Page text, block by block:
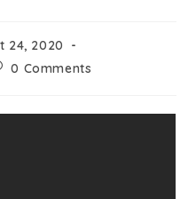
24, 2020
0 Comments